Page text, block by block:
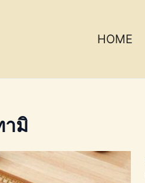
HOME
ามิ